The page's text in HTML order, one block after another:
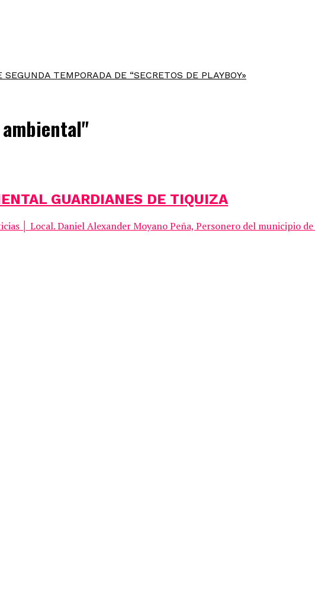
TEMPORADA DE “SECRETOS DE PLAYBOY»
GUARDIANES DE TIQUIZA
│ Local. Daniel Alexander Moyano Peña, Personero del municipio